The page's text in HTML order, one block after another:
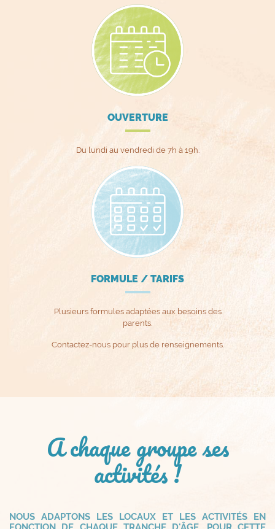
OUVERTURE
Du lundi au vendredi de 7h à 19h.
FORMULE / TARIFS
Plusieurs formules adaptées aux besoins des
parents.
Contactez-nous pour plus de renseignements.
A chaque groupe ses
activités !
NOUS ADAPTONS LES LOCAUX ET LES ACTIVITÉS EN